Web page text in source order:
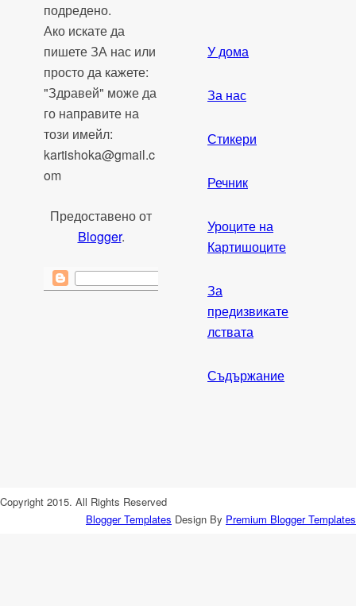
подредено.
Ако искате да
пишете ЗА нас или
просто да кажете:
"Здравей" може да
го направите на
този имейл:
kartishoka@gmail.c
om
Предоставено от
Blogger.
У дома
За нас
Стикери
Речник
Уроците на
Картишоците
За
предизвикате
лствата
Съдържание
Copyright 2015. All Rights Reserved
Blogger Templates Design By Premium Blogger Templates